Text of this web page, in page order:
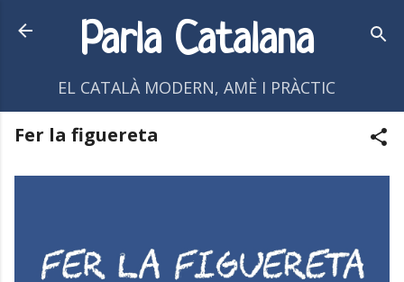
Salta al contingut principal
Parla Catalana
EL CATALÀ MODERN, AMÈ I PRÀCTIC
Fer la figuereta